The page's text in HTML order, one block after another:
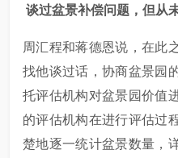
谈过盆景补偿问题，但从
周汇程和蒋德恩说，在此
找他谈过话，协商盆景园
托评估机构对盆景园价值
的评估机构在进行评估过
楚地逐一统计盆景数量，